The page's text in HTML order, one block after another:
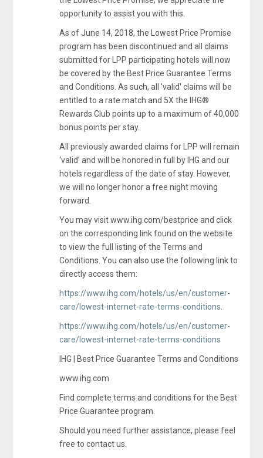
opportunity to assist you with this.
As of June 14, 2018, the Lowest Price Promise
program has been discontinued and all claims
submitted for LPP participating hotels will now
be covered by the Best Price Guarantee Terms
and Conditions. As such, all 'valid' claims will be
entitled to a rate match and 5X the IHG®
Rewards Club points up to a maximum of 40,000
bonus points per stay.
All previously awarded claims for LPP will remain
‘valid’ and will be honored in full by IHG and our
hotels regardless of the date of stay. However,
we will no longer honor a free night moving
forward.
You may visit www.ihg.com/bestprice and click
on the corresponding link found on the website
to view the full listing of the Terms and
Conditions. You can also use the following link to
directly access them:
https://www.ihg.com/hotels/us/en/customer-
care/lowest-internet-rate-terms-conditions
https://www.ihg.com/hotels/us/en/customer-
care/lowest-internet-rate-terms-conditions
IHG | Best Price Guarantee Terms and Conditions
www.ihg.com
Find complete terms and conditions for the Best
Price Guarantee program.
Should you need further assistance, please feel
free to contact us.